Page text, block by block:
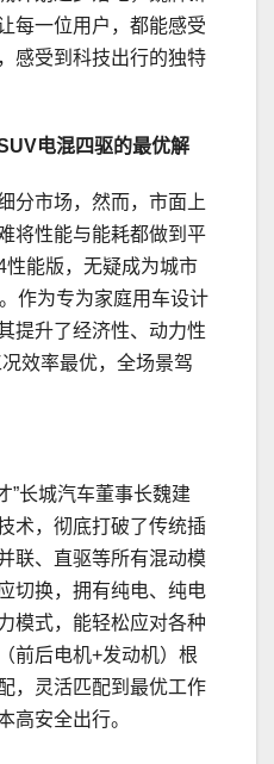
每一位用户，都能感受
感受到科技出行的独特
电混四驱的最优解
分市场，然而，市面上
将性能与能耗都做到平
能版，无疑成为城市
作为专为家庭用车设计
提升了经济性、动力性
效率最优，全场景驾
”长城汽车董事长魏建
术，彻底打破了传统插
联、直驱等所有混动模
切换，拥有纯电、纯电
模式，能轻松应对各种
前后电机+发动机）根
，灵活匹配到最优工作
高安全出行。